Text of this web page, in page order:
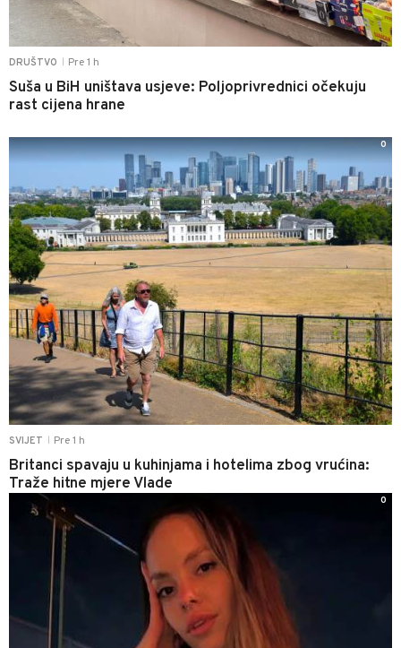
DRUŠTVO Pre 1 h
Suša u BiH uništava usjeve: Poljoprivrednici očekuju
rast cijena hrane
SVIJET Pre 1 h
Britanci spavaju u kuhinjama i hotelima zbog vrućina:
Traže hitne mjere Vlade
0
0